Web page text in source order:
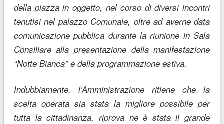
della piazza in oggetto, nel corso di diversi incontri
tenutisi nel palazzo Comunale, oltre ad averne data
comunicazione pubblica durante la riunione in Sala
Consiliare alla presentazione della manifestazione
“Notte Bianca” e della programmazione estiva.
Indubbiamente, l’Amministrazione ritiene che la
scelta operata sia stata la migliore possibile per
tutta la cittadinanza, riprova ne è stata il grande